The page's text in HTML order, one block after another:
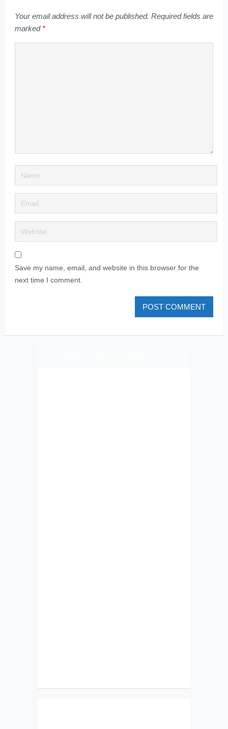
Your email address will not be published. Required fields are
marked *
Save my name, email, and website in this browser for the
next time I comment.